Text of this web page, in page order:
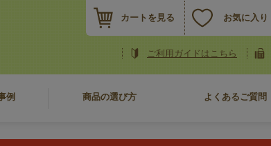
カートを見る お気に入り
ご利用ガイドはこちら
例 商品の選び方 よくあるご質問